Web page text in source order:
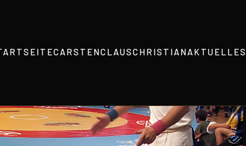
CARSTENCLAUSCHRISTIANAKTUELLES